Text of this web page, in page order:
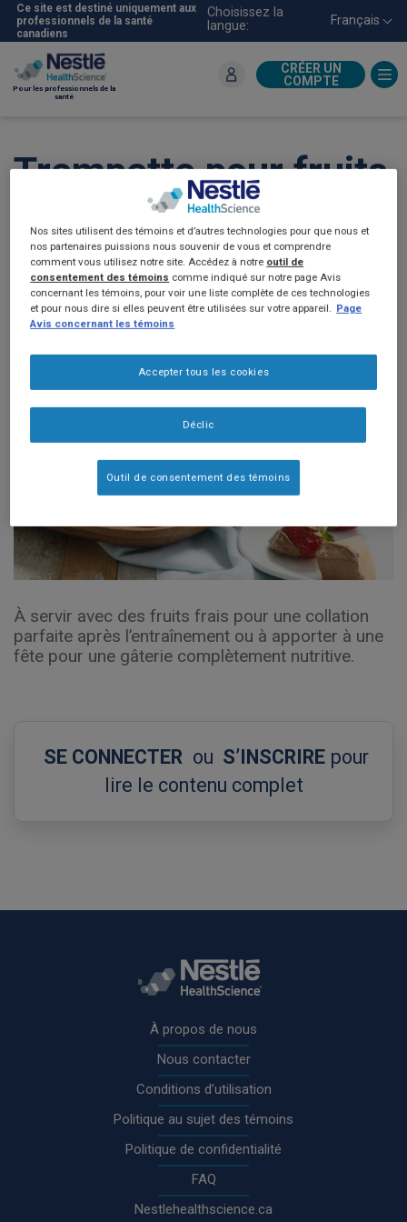
Aller
au
contenu
principal
Pour les professionnels de la
santé
Ce site est destiné uniquement aux
professionnels de la santé
canadiens
Choisissez la
langue:
Français
CRÉER UN
COMPTE
Trempette pour fruits
au moka avec
BOOST®
hyperprotéiné
À servir avec des fruits frais pour une collation
parfaite après l’entraînement ou à apporter à une
fête pour une gâterie complètement nutritive.
SE CONNECTER ou S’INSCRIRE pour
lire le contenu complet
À propos de nous
Nous contacter
Conditions d’utilisation
Politique au sujet des témoins
Politique de confidentialité
FAQ
Nestlehealthscience.ca
Nos sites utilisent des témoins et d’autres technologies pour que nous et
nos partenaires puissions nous souvenir de vous et comprendre
comment vous utilisez notre site. Accédez à notre outil de
consentement des témoins comme indiqué sur notre page Avis
concernant les témoins, pour voir une liste complète de ces technologies
et pour nous dire si elles peuvent être utilisées sur votre appareil.
Page
Avis concernant les témoins
Déclic
Accepter tous les cookies
Outil de consentement des témoins